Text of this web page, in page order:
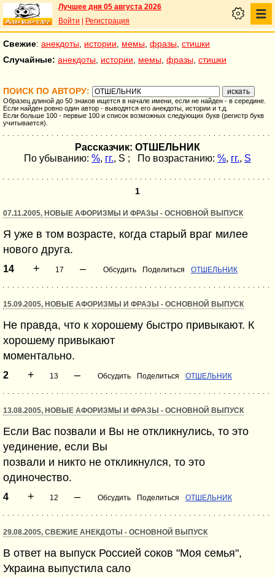
Лучшее дня 05 августа 2026
Войти
Регистрация
Свежие: анекдоты истории мемы фразы стишки
Случайные: анекдоты истории мемы фразы стишки
ПОИСК ПО АВТОРУ:
Образец длиной до 50 знаков ищется в начале имени, если не найден - в середине.
Если найден ровно один автор - выводятся его анекдоты, истории и т.д.
Если больше 100 - первые 100 и список возможных следующих букв (регистр букв
учитывается).
Рассказчик: ОТШЕЛЬНИК
По убыванию: %, гг., S ; По возрастанию: %, гг., S
1
07.11.2005, НОВЫЕ АФОРИЗМЫ И ФРАЗЫ - ОСНОВНОЙ ВЫПУСК
Я уже в том возрасте, когда старый враг милее
нового друга.
14 + 17 – Обсудить Поделиться ОТШЕЛЬНИК
15.09.2005, НОВЫЕ АФОРИЗМЫ И ФРАЗЫ - ОСНОВНОЙ ВЫПУСК
Не правда, что к хорошему быстро привыкают. К
хорошему привыкают
моментально.
2 + 13 – Обсудить Поделиться ОТШЕЛЬНИК
13.08.2005, НОВЫЕ АФОРИЗМЫ И ФРАЗЫ - ОСНОВНОЙ ВЫПУСК
Если Вас позвали и Вы не откликнулись, то это
уединение, если Вы
позвали и никто не откликнулся, то это
одиночество.
4 + 12 – Обсудить Поделиться ОТШЕЛЬНИК
29.08.2005, СВЕЖИЕ АНЕКДОТЫ - ОСНОВНОЙ ВЫПУСК
В ответ на выпуск Россией соков "Моя семья",
Украина выпустила сало